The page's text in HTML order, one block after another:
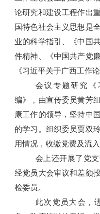
论研究和建设工程作出
国特色社会主义思想是
业的科学指引、《中国
件精神、《中国共产党
《习近平关于广西工作
会议专题研究《
编》，由宣传委员黄芳
康工作的领导，坚持中
的学习。组织委员贾双
用情况，收缴党费及流
会上还开展了党
经党员大会审议和差额
检委员。
此次党员大会，